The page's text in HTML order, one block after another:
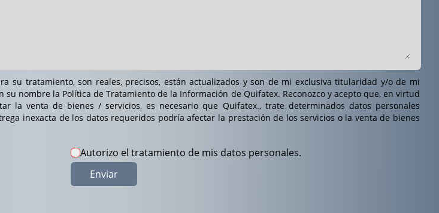
su tratamiento, son reales, precisos, están actualizados y son de mi exclusiva titularidad y/o de mi
nombre la Política de Tratamiento de la Información de Quifatex. Reconozco y acepto que, en virtud
venta de bienes / servicios, es necesario que Quifatex., trate determinados datos personales
inexacta de los datos requeridos podría afectar la prestación de los servicios o la venta de bienes
Autorizo el tratamiento de mis datos personales.
Enviar